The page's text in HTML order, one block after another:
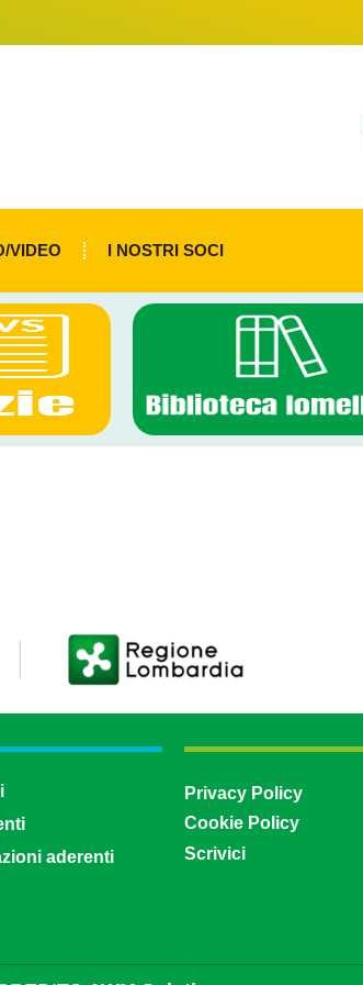
VIDEO I NOSTRI SOCI
aderenti
Privacy Policy
Cookie Policy
Scrivici